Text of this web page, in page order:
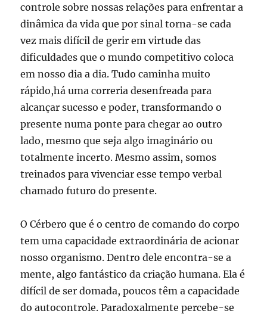
controle sobre nossas relações para enfrentar a
dinâmica da vida que por sinal torna-se cada
vez mais difícil de gerir em virtude das
dificuldades que o mundo competitivo coloca
em nosso dia a dia. Tudo caminha muito
rápido,há uma correria desenfreada para
alcançar sucesso e poder, transformando o
presente numa ponte para chegar ao outro
lado, mesmo que seja algo imaginário ou
totalmente incerto. Mesmo assim, somos
treinados para vivenciar esse tempo verbal
chamado futuro do presente.
O Cérbero que é o centro de comando do corpo
tem uma capacidade extraordinária de acionar
nosso organismo. Dentro dele encontra-se a
mente, algo fantástico da criação humana. Ela é
difícil de ser domada, poucos têm a capacidade
do autocontrole. Paradoxalmente percebe-se